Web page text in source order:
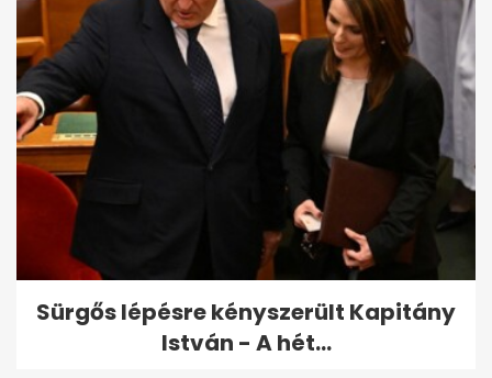
Sürgős lépésre kényszerült Kapitány
István - A hét...